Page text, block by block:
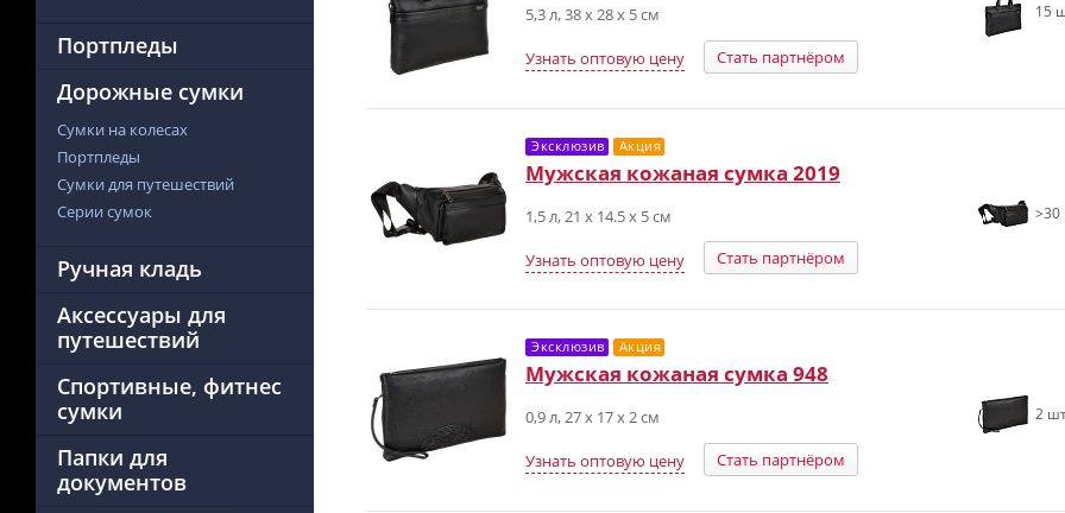
Портпледы
Дорожные сумки
Сумки на колесах
Портпледы
Сумки для путешествий
Серии сумок
Ручная кладь
Аксессуары для
путешествий
Спортивные, фитнес
сумки
Папки для
документов
5,3 л, 38 х 28 х 5 см
Узнать оптовую цену Стать партнёром
15
Эксклюзив Акция
Мужская кожаная сумка 2019
1,5 л, 21 х 14.5 х 5 см
Узнать оптовую цену Стать партнёром
>30
Эксклюзив Акция
Мужская кожаная сумка 948
0,9 л, 27 х 17 х 2 см
Узнать оптовую цену Стать партнёром
2